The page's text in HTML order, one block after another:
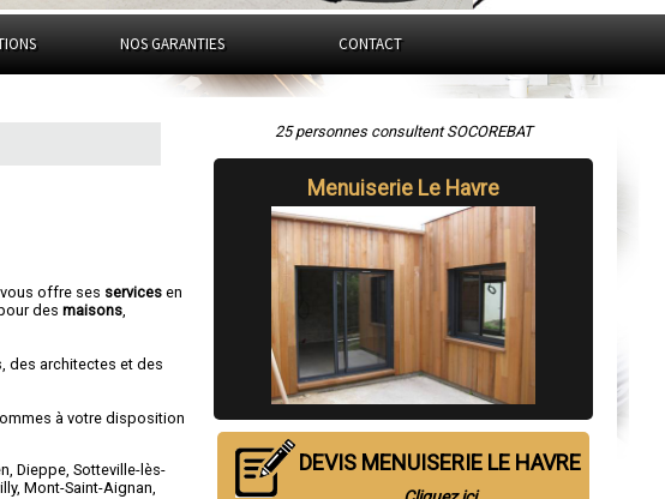
NOS GARANTIES CONTACT
offre ses services en
desmaisons
des architectes et des
à votre disposition
,Dieppe ,Sotteville-lès-
,Mont-Saint-Aignan
25 personnes consultent SOCOREBAT
Menuiserie Le Havre
DEVIS MENUISERIE LE HAVRE